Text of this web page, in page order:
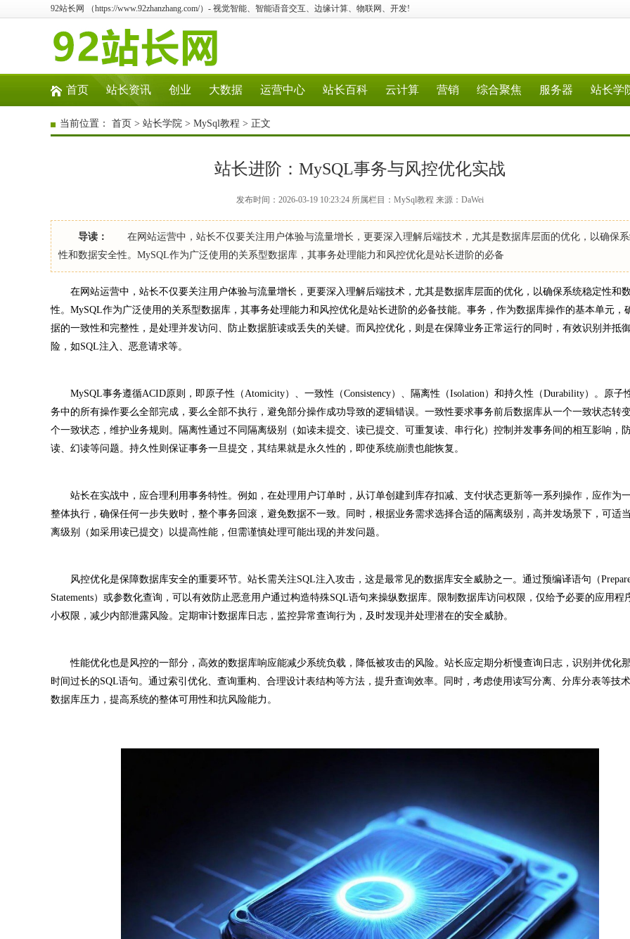
92站长网 （https://www.92zhanzhang.com/）- 视觉智能、智能语音交互、边缘计算、物联网、开发!
首页 站长资讯 创业 大数据 运营中心 站长百科 云计算 营销 综合聚焦 服务器 站长学
当前位置： 首页 > 站长学院 > MySql教程 > 正文
站长进阶：MySQL事务与风控优化实战
发布时间：2026-03-19 10:23:24 所属栏目：MySql教程 来源：DaWei
导读：
在网站运营中，站长不仅要关注用户体验与流量增长，更要深入理解后端技术，尤其是数据库层面的优化，以确保系
性和数据安全性。MySQL作为广泛使用的关系型数据库，其事务处理能力和风控优化是站长进阶的必备
在网站运营中，站长不仅要关注用户体验与流量增长，更要深入理解后端技术，尤其是数据库层面的优化，以确保系统稳定性和
性。MySQL作为广泛使用的关系型数据库，其事务处理能力和风控优化是站长进阶的必备技能。事务，作为数据库操作的基本单元，
据的一致性和完整性，是处理并发访问、防止数据脏读或丢失的关键。而风控优化，则是在保障业务正常运行的同时，有效识别并抵
险，如SQL注入、恶意请求等。
MySQL事务遵循ACID原则，即原子性（Atomicity）、一致性（Consistency）、隔离性（Isolation）和持久性（Durability）。原子
务中的所有操作要么全部完成，要么全部不执行，避免部分操作成功导致的逻辑错误。一致性要求事务前后数据库从一个一致状态转
个一致状态，维护业务规则。隔离性通过不同隔离级别（如读未提交、读已提交、可重复读、串行化）控制并发事务间的相互影响，
读、幻读等问题。持久性则保证事务一旦提交，其结果就是永久性的，即使系统崩溃也能恢复。
站长在实战中，应合理利用事务特性。例如，在处理用户订单时，从订单创建到库存扣减、支付状态更新等一系列操作，应作为
整体执行，确保任何一步失败时，整个事务回滚，避免数据不一致。同时，根据业务需求选择合适的隔离级别，高并发场景下，可适
离级别（如采用读已提交）以提高性能，但需谨慎处理可能出现的并发问题。
风控优化是保障数据库安全的重要环节。站长需关注SQL注入攻击，这是最常见的数据库安全威胁之一。通过预编译语句（
Statements）或参数化查询，可以有效防止恶意用户通过构造特殊SQL语句来操纵数据库。限制数据库访问权限，仅给予必要的应用程
小权限，减少内部泄露风险。定期审计数据库日志，监控异常查询行为，及时发现并处理潜在的安全威胁。
性能优化也是风控的一部分，高效的数据库响应能减少系统负载，降低被攻击的风险。站长应定期分析慢查询日志，识别并优化
时间过长的SQL语句。通过索引优化、查询重构、合理设计表结构等方法，提升查询效率。同时，考虑使用读写分离、分库分表等技
数据库压力，提高系统的整体可用性和抗风险能力。